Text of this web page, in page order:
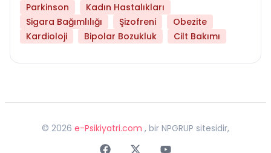
Parkinson
Kadın Hastalıkları
Sigara Bağımlılığı
Şizofreni
Obezite
Kardioloji
Bipolar Bozukluk Cilt Bakımı
© 2026 e-Psikiyatri.com , bir NPGRUP sitesidir,